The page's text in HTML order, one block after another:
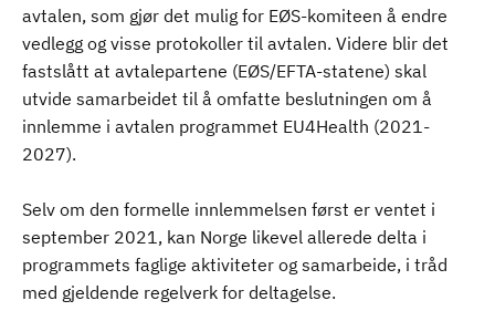
avtalen, som gjør det mulig for EØS-komiteen å endre
vedlegg og visse protokoller til avtalen. Videre blir det
fastslått at avtalepartene (EØS/EFTA-statene) skal
utvide samarbeidet til å omfatte beslutningen om å
innlemme i avtalen programmet EU4Health (2021-
2027).
Selv om den formelle innlemmelsen først er ventet i
september 2021, kan Norge likevel allerede delta i
programmets faglige aktiviteter og samarbeide, i tråd
med gjeldende regelverk for deltagelse.